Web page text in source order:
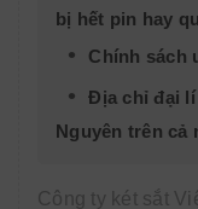
bị hết pin hay
Chính sách
Địa chỉ đại lí
Nguyên trên cả
Công ty két sắt